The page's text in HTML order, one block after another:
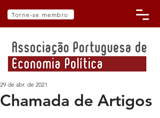
Torne-se membro
Chamada de Artigos
29 de abr. de 2021